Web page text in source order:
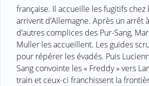
française. Il accueille les fugitifs chez
arrivent d’Allemagne. Après un arrêt
d’autres complices des Pur-Sang,
Muller les accueillent. Les guides
pour répérer les évadés. Puis
Sang convointe les « Freddy » vers
train et ceux-ci franchissent la